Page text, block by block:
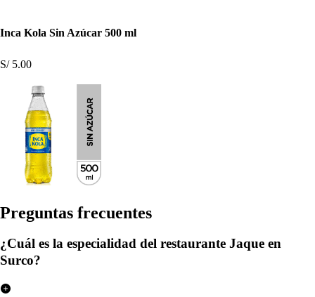
Inca Kola Sin Azúcar 500 ml
S/ 5.00
Preguntas frecuentes
¿Cuál es la especialidad del restaurante Jaque en
Surco?